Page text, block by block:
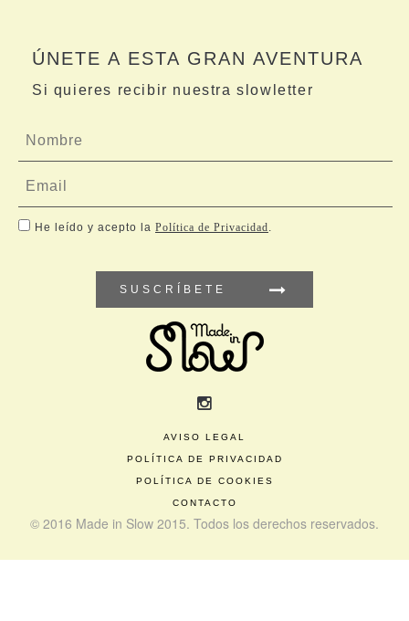
ÚNETE A ESTA GRAN AVENTURA
Si quieres recibir nuestra slowletter
He leído y acepto la Política de Privacidad.
SUSCRÍBETE
AVISO LEGAL
POLÍTICA DE PRIVACIDAD
POLÍTICA DE COOKIES
CONTACTO
© 2016 Made in Slow 2015. Todos los derechos reservados.